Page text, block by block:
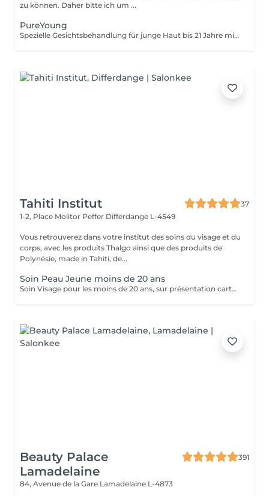
zu können. Daher bitte ich um ...
PureYoung
Spezielle Gesichtsbehandlung für junge Haut bis 21 Jahre mit Fokus auf gründliche Ausreinigung und Hautklärung.
Tahiti Institut
37
1-2, Place Molitor Peffer Differdange L-4549
Vous retrouverez dans votre institut des soins du visage et du
corps, avec les produits Thalgo ainsi que des produits de
Polynésie, made in Tahiti, de...
Soin Peau Jeune moins de 20 ans
Soin Visage pour les moins de 20 ans, sur présentation carte d'identité. Soin nettoyant et traitant. Pour peau jeune à imperfections.
Beauty Palace
Lamadelaine
391
84, Avenue de la Gare Lamadelaine L-4873